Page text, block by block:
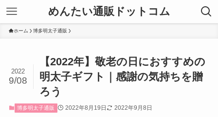
めんたい通販ドットコム
ホーム 博多明太子通販
【2022年】敬老の日におすすめの
明太子ギフト｜感謝の気持ちを贈
ろう
2022
9/08
博多明太子通販 2022年8月19日 2022年9月8日